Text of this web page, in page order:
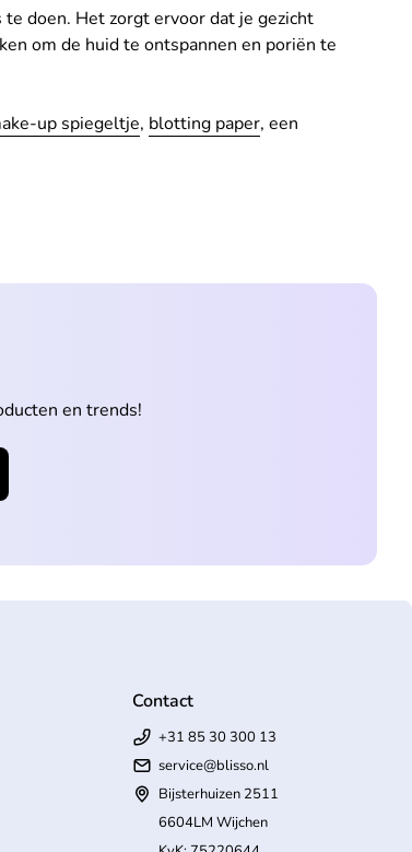
doen. Het zorgt ervoor dat je gezicht
om de huid te ontspannen en poriën te
up spiegeltje, blotting paper, een
en trends!
Contact
+31 85 30 300 13
service@blisso.nl
Bijsterhuizen 2511
6604LM Wijchen